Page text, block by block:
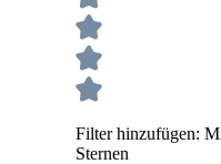
Filter hinzufügen:
Sternen